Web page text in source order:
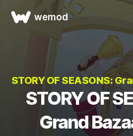
wemod
STORY OF SEASONS:
STORY OF
Grand